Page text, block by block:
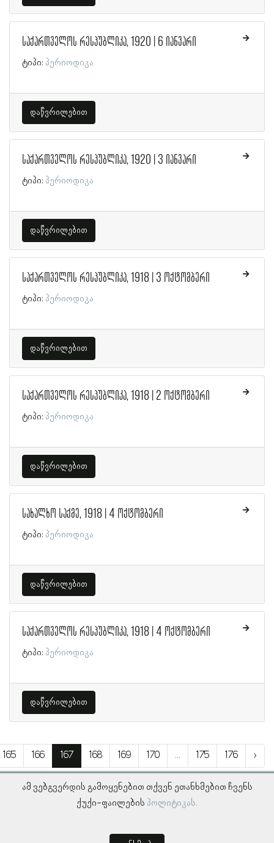
საქართველოს რესპუბლიკა, 1920 | 6 იანვარი
ტიპი: პერიოდიკა
დაწვრილებით
საქართველოს რესპუბლიკა, 1920 | 3 იანვარი
ტიპი: პერიოდიკა
დაწვრილებით
საქართველოს რესპუბლიკა, 1918 | 3 ოქტომბერი
ტიპი: პერიოდიკა
დაწვრილებით
საქართველოს რესპუბლიკა, 1918 | 2 ოქტომბერი
ტიპი: პერიოდიკა
დაწვრილებით
სახალხო საქმე, 1918 | 4 ოქტომბერი
ტიპი: პერიოდიკა
დაწვრილებით
საქართველოს რესპუბლიკა, 1918 | 4 ოქტომბერი
ტიპი: პერიოდიკა
დაწვრილებით
165 166 167 168 169 170 ... 175 176 ›
ამ ვებგვერდის გამოყენებით თქვენ ეთანხმებით ჩვენს
ქუქი-ფაილების პოლიტიკას.